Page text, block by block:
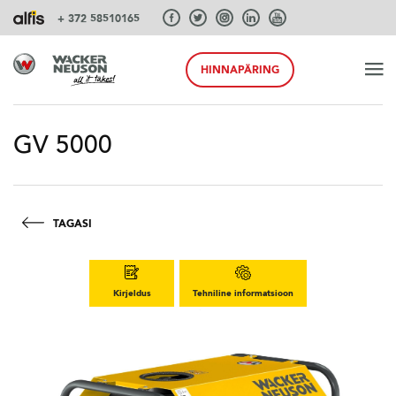
+ 372 58510165
TOOTED
SÜSTEEMID
AKSESSUAARID
HINNAPÄRING
GV 5000
TAGASI
Kirjeldus Tehniline informatsioon